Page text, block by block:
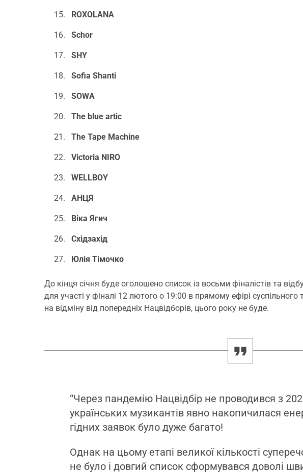
ROXOLANA
Schor
SHY
Sofia Shanti
SOWA
The blue artic
The Tape Machine
Victoria NIRO
WELLBOY
АНЦЯ
Віка Ягич
Східзахід
Юлія Тімочко
До кінця січня буде оголошено список із восьми фіналістів та
для участі у фіналі 12 лютого о 19:00 в прямому ефірі
на відміну від попередніх Нацвідборів, цього року не буде.
“Через пандемію Нацвідбір не проводився з
українських музикантів явно накопичилася
гідних заявок було дуже багато!
Однак на цьому етапі великої кількості
не було і довгий список сформувався доволі